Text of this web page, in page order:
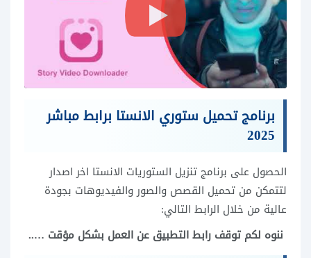
برنامج تحميل ستوري الانستا برابط مباشر
2025
الحصول على برنامج تنزيل الستوريات الانستا اخر اصدار
لتتمكن من تحميل القصص والصور والفيديوهات بجودة
عالية من خلال الرابط التالي:
ننوه لكم توقف رابط التطبيق عن العمل بشكل مؤقت …..